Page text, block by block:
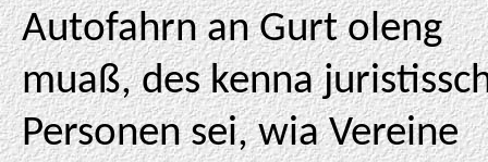
Autofahrn an Gurt oleng
muaß, des kenna
Personen sei, wia Vereine